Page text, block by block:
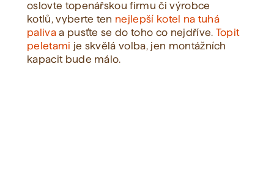
oslovte topenářskou firmu či výrobce
kotlů, vyberte ten nejlepší kotel na tuhá
palivaa pusťte se do toho co nejdříve. Topit
peletami je skvělá volba, jen montážních
kapacit bude málo.